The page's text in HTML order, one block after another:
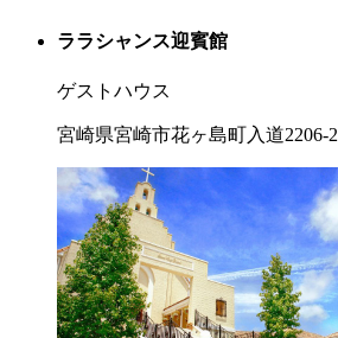
ララシャンス迎賓館
ゲストハウス
宮崎県宮崎市花ヶ島町入道2206-2